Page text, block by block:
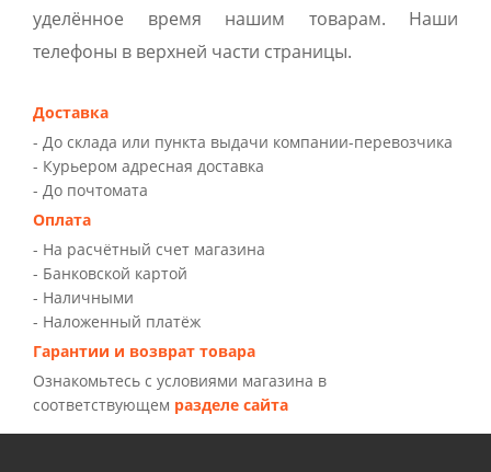
уделённое время нашим товарам. Наши
телефоны в верхней части страницы.
Доставка
- До склада или пункта выдачи компании-перевозчика
- Курьером адресная доставка
- До почтомата
Оплата
- На расчётный счет магазина
- Банковской картой
- Наличными
- Наложенный платёж
Гарантии и возврат товара
Ознакомьтесь с условиями магазина в
соответствующем разделе сайта